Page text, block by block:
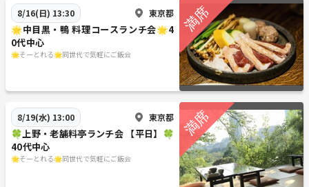
8/16(日) 13:30 東京都
🌟中目黒・鴨 料理コースランチ会🌟4
0代中心
🌟そーとれる🌟同世代で気軽にご飯会
8/19(水) 13:00 東京都
🍀上野・老舗料亭ランチ会 【平日】🍀
40代中心
🌟そーとれる🌟同世代で気軽にご飯会